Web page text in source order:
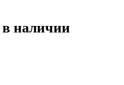
в наличии